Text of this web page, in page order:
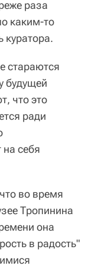
раза
каким-то
куратора.
стараются
будущей
что это
ради
на себя
во время
Тропинина
она
в радость"